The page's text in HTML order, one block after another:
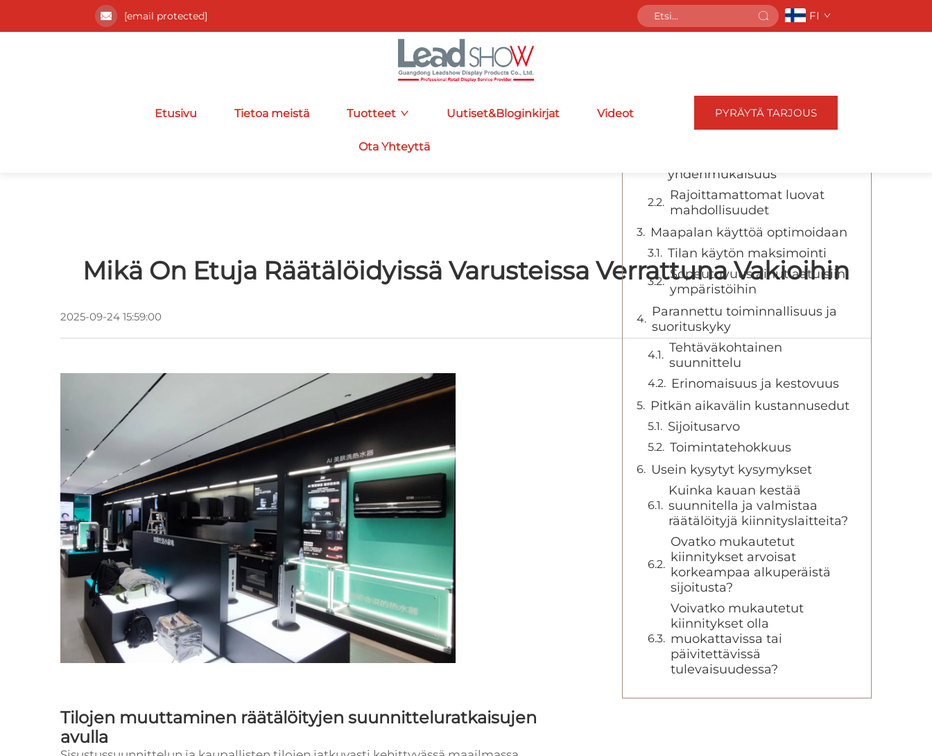
[email protected] FI
Etusivu Tietoa meistä Tuotteet Uutiset&Bloginkirjat Videot
Ota Yhteyttä
PYRÄYTÄ TARJOUS
Mikä On Etuja Räätälöidyissä Varusteissa Verrattuna Vakioihin
2025-09-24 15:59:00
Tilojen muuttaminen räätälöityjen suunnitteluratkaisujen
avulla
Sisällys
suunnitteluratkaisujen avulla
yhdenmukaisuus
Rajoittamattomat luovat
mahdollisuudet
Maapalan käyttöä optimoidaan
Tilan käytön maksimointi
Sopeutuvuus ainutlaatuisiin
ympäristöihin
Parannettu toiminnallisuus ja
suorituskyky
Tehtäväkohtainen
suunnittelu
Erinomaisuus ja kestovuus
Pitkän aikavälin kustannusedut
Sijoitusarvo
Toimintatehokkuus
Usein kysytyt kysymykset
Kuinka kauan kestää
suunnitella ja valmistaa
räätälöityjä kiinnityslaitteita?
Ovatko mukautetut
kiinnitykset arvoisat
korkeampaa alkuperäistä
sijoitusta?
Voivatko mukautetut
kiinnitykset olla
muokattavissa tai
päivitettävissä
tulevaisuudessa?